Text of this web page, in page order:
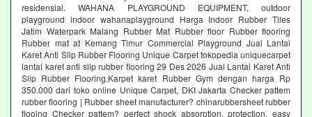
residensial. WAHANA PLAYGROUND EQUIPMENT, outdoor
playground indoor wahanaplayground Harga Indoor Rubber Tiles
Jatim Waterpark Malang Rubber Mat Rubber floor Rubber flooring
Rubber mat at Kemang Timur Commercial Playground Jual Lantai
Karet Anti Slip Rubber Flooring Unique Carpet tokopedia uniquecarpet
lantai karet anti slip rubber flooring 29 Des 2026 Jual Lantai Karet Anti
Slip Rubber Flooring,Karpet karet Rubber Gym dengan harga Rp
350.000 dari toko online Unique Carpet, DKI Jakarta Checker pattem
rubber flooring | Rubber sheet manufacturer? chinarubbersheet rubber
flooing Checker pattem? perfect shock absorption, protection, easy